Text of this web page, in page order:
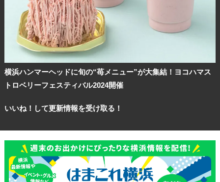
横浜ハンマーヘッドに旬の“苺メニュー”が大集結！ヨコハマス
トロベリーフェスティバル2024開催
いいね！して更新情報を受け取る！
ブログ記事
サイトについて